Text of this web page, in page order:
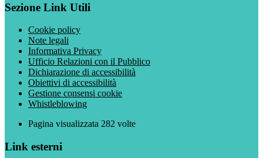
Sezione Link Utili
Cookie policy
Note legali
Informativa Privacy
Ufficio Relazioni con il Pubblico
Dichiarazione di accessibilità
Obiettivi di accessibilità
Gestione consensi cookie
Whistleblowing
Pagina visualizzata 282 volte
Link esterni